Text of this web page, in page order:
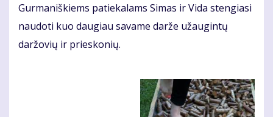
Gurmaniškiems patiekalams Simas ir Vida stengiasi
naudoti kuo daugiau savame darže užaugintų
daržovių ir prieskonių.